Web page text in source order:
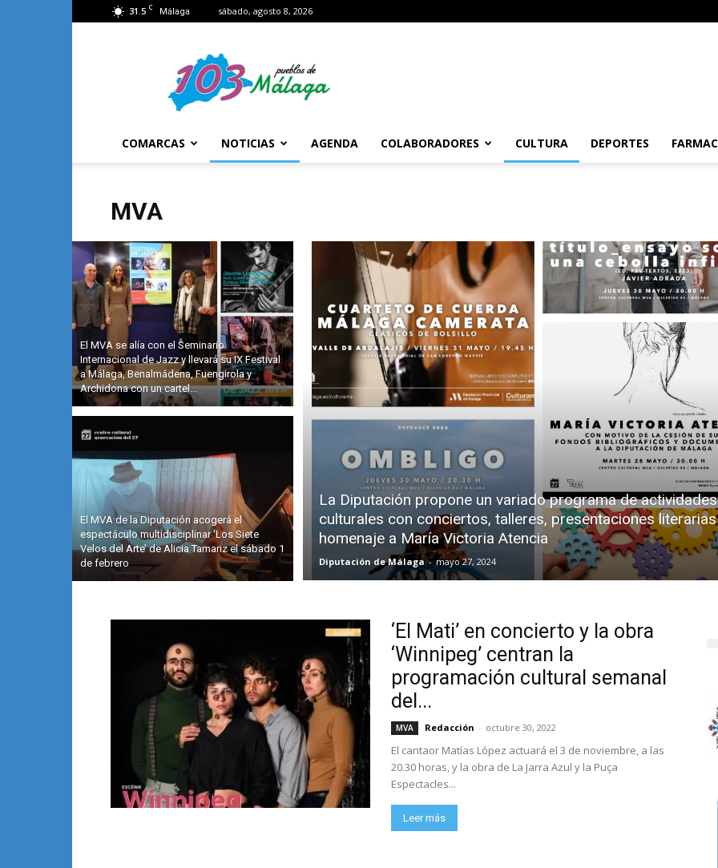
31.5 C Málaga sábado, agosto 8, 2026
Málaga
COMARCAS NOTICIAS AGENDA COLABORADORES CULTURA DEPORTES
MVA
El MVA se alía con el Seminario
Internacional de Jazz y llevará su IX Festival
a Málaga, Benalmádena, Fuengirola y
Archidona con un cartel...
El MVA de la Diputación acogerá el
espectáculo multidisciplinar ‘Los Siete
Velos del Arte’ de Alicia Tamariz el sábado 1
de febrero
La Diputación propone un variado programa de actividades
culturales con conciertos, talleres, presentaciones
homenaje a María Victoria Atencia
Diputación de Málaga - mayo 27, 2024
‘El Mati’ en concierto y la obra
‘Winnipeg’ centran la
programación cultural semanal
del...
MVA Redacción - octubre 30, 2022
El cantaor Matías López actuará el 3 de noviembre, a las
20.30 horas, y la obra de La Jarra Azul y la Puça
Espectacles...
Leer más